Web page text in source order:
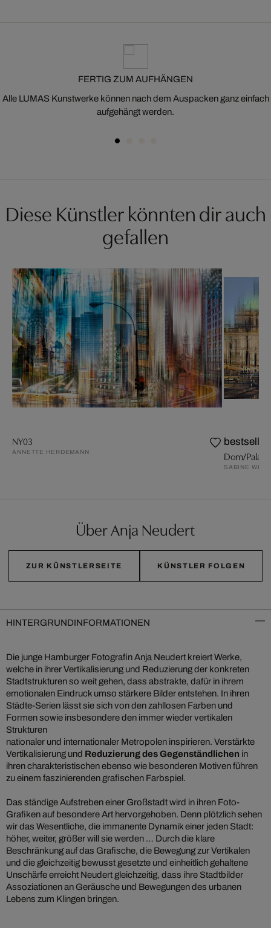
FERTIG ZUM AUFHÄNGEN
Alle LUMAS Kunstwerke können nach dem Auspacken ganz einfach
aufgehängt werden.
Diese Künstler könnten dir auch
gefallen
NY03
ANNETTE HERDEMANN
bestseller
Dom/Palast
SABINE WILD
Über Anja Neudert
ZUR KÜNSTLERSEITE KÜNSTLER FOLGEN
HINTERGRUNDINFORMATIONEN
Die junge Hamburger Fotografin Anja Neudert kreiert Werke,
welche in ihrer Vertikalisierung und Reduzierung der konkreten
Stadtstrukturen so weit gehen, dass abstrakte, dafür in ihrem
emotionalen Eindruck umso stärkere Bilder entstehen. In ihren
Städte-Serien lässt sie sich von den zahllosen Farben und
Formen sowie insbesondere den immer wieder vertikalen
Strukturen
nationaler und internationaler Metropolen inspirieren. Verstärkte
Vertikalisierung und Reduzierung des Gegenständlichen in
ihren charakteristischen ebenso wie besonderen Motiven führen
zu einem faszinierenden grafischen Farbspiel.
Das ständige Aufstreben einer Großstadt wird in ihren Foto-
Grafiken auf besondere Art hervorgehoben. Denn plötzlich sehen
wir das Wesentliche, die immanente Dynamik einer jeden Stadt:
höher, weiter, größer will sie werden … Durch die klare
Beschränkung auf das Grafische, die Bewegung zur Vertikalen
und die gleichzeitig bewusst gesetzte und einheitlich gehaltene
Unschärfe erreicht Neudert gleichzeitig, dass ihre Stadtbilder
Assoziationen an Geräusche und Bewegungen des urbanen
Lebens zum Klingen bringen.